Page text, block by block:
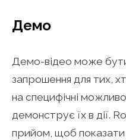
Демо
Демо-відео може
запрошення для тих,
на специфічні
демонструє їх в дії.
прийом, щоб